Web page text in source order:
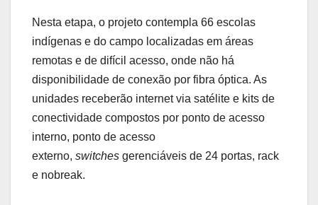
Nesta etapa, o projeto contempla 66 escolas
indígenas e do campo localizadas em áreas
remotas e de difícil acesso, onde não há
disponibilidade de conexão por fibra óptica. As
unidades receberão internet via satélite e kits de
conectividade compostos por ponto de acesso
interno, ponto de acesso
externo, switches gerenciáveis de 24 portas, rack
e nobreak.